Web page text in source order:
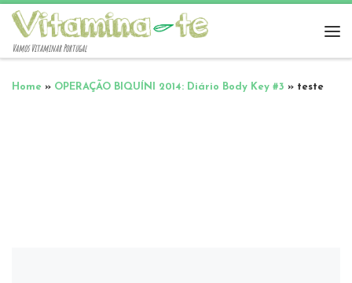
Vamos Vitaminar Portugal
Home » OPERAÇÃO BIQUÍNI 2014: Diário Body Key #3 » teste